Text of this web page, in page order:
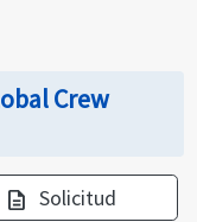
Crew
description Solicitud